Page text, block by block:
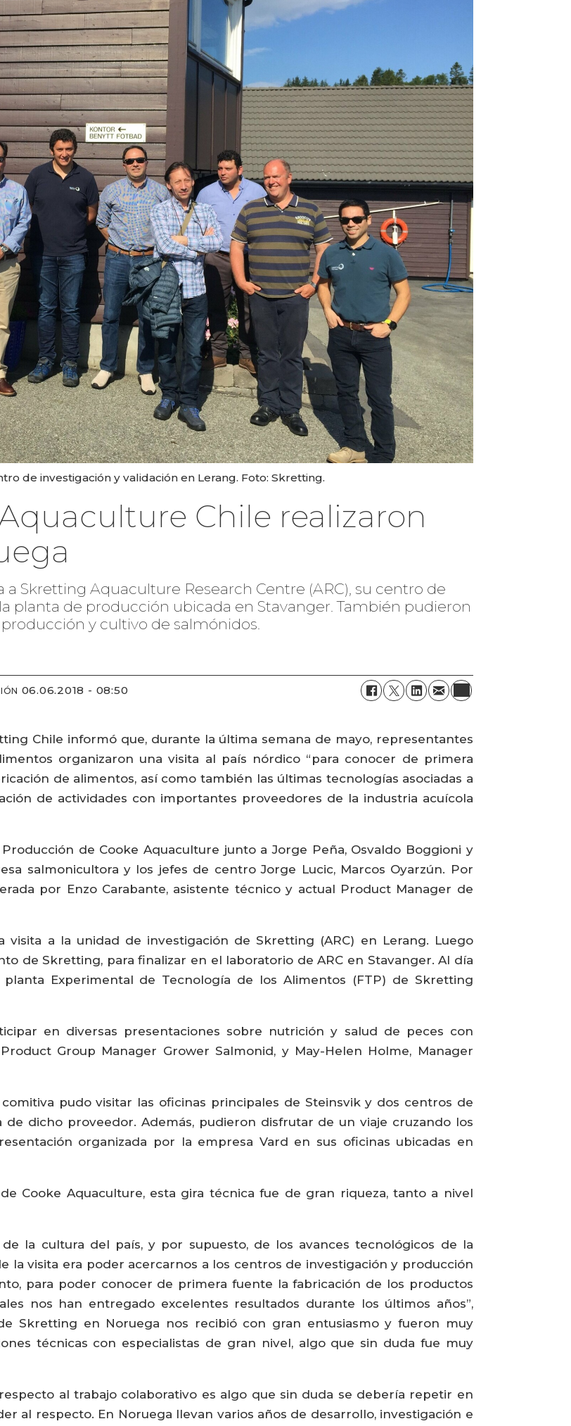
de investigación y validación en Lerang. Foto: Skretting.
Chile realizaron
Skretting Aquaculture Research Centre (ARC), su centro de
planta de producción ubicada en Stavanger. También pudieron
y cultivo de salmónidos.
06.06.2018 - 08:50
Chile informó que, durante la última semana de mayo, representantes
organizaron una visita al país nórdico “para conocer de primera
de alimentos, así como también las últimas tecnologías asociadas a
de actividades con importantes proveedores de la industria acuícola
de Cooke Aquaculture junto a Jorge Peña, Osvaldo Boggioni y
salmonicultora y los jefes de centro Jorge Lucic, Marcos Oyarzún. Por
por Enzo Carabante, asistente técnico y actual Product Manager de
a la unidad de investigación de Skretting (ARC) en Lerang. Luego
de Skretting, para finalizar en el laboratorio de ARC en Stavanger. Al día
Experimental de Tecnología de los Alimentos (FTP) de Skretting
en diversas presentaciones sobre nutrición y salud de peces con
Group Manager Grower Salmonid, y May-Helen Holme, Manager
pudo visitar las oficinas principales de Steinsvik y dos centros de
dicho proveedor. Además, pudieron disfrutar de un viaje cruzando los
organizada por la empresa Vard en sus oficinas ubicadas en
Cooke Aquaculture, esta gira técnica fue de gran riqueza, tanto a nivel
la cultura del país, y por supuesto, de los avances tecnológicos de la
la visita era poder acercarnos a los centros de investigación y producción
para poder conocer de primera fuente la fabricación de los productos
nos han entregado excelentes resultados durante los últimos años”,
Skretting en Noruega nos recibió con gran entusiasmo y fueron muy
técnicas con especialistas de gran nivel, algo que sin duda fue muy
al trabajo colaborativo es algo que sin duda se debería repetir en
al respecto. En Noruega llevan varios años de desarrollo, investigación e